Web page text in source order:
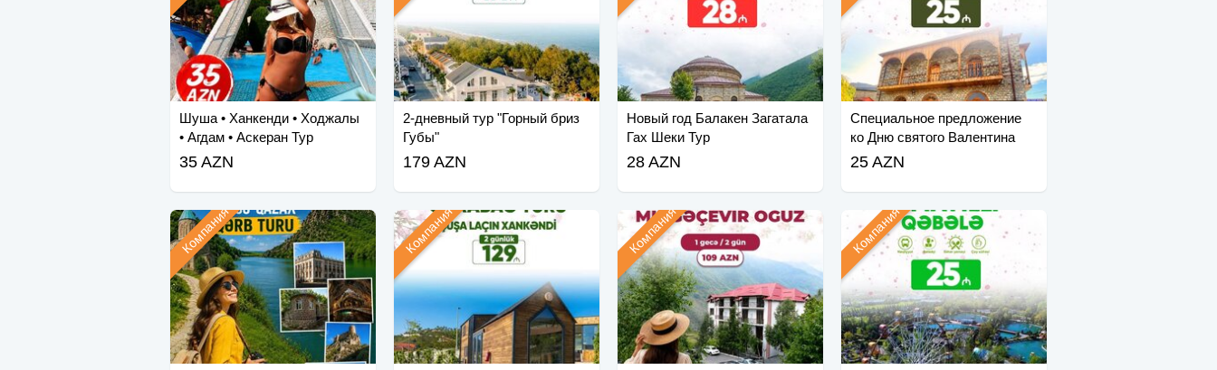
Шуша • Ханкенди • Ходжалы
• Агдам • Аскеран Тур
35 AZN
2-дневный тур "Горный бриз
Губы"
179 AZN
Новый год Балакен Загатала
Гах Шеки Тур
28 AZN
Специальное предложение
ко Дню святого Валентина
Ленкорань Лерик Астара Тур
25 AZN
Компания Компания Компания Компания